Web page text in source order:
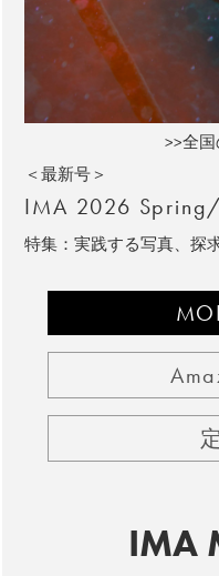
>>全
＜最新号＞
IMA 2026
特集：実践する写真、探
IMA